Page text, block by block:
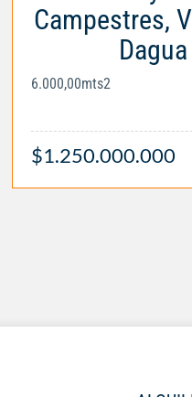
Campestres,
Dagua
6.000,00mts2
$1.250.000.000